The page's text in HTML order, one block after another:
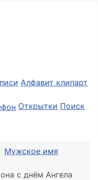
Алфавит клипарт
Открытки Поиск
Мужское имя
с днём Ангела